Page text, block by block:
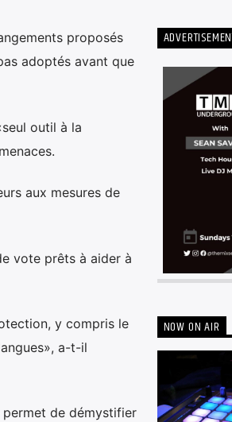
proposés
adoptés avant que
outil à la
aux mesures de
vote prêts à aider à
y compris le
a-t-il
de démystifier
NOW ON AIR